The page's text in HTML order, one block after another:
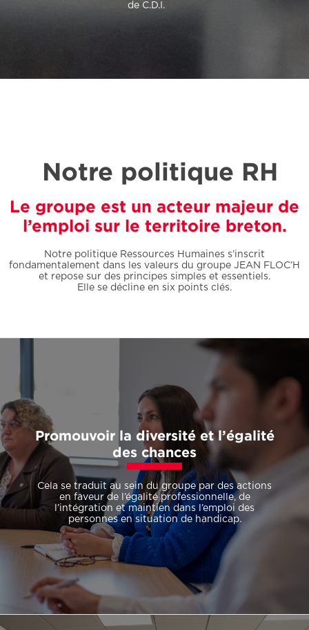
de C.D.I.
Notre politique RH
Le groupe est un acteur majeur de
l’emploi sur le territoire breton.
Notre politique Ressources Humaines s’inscrit
fondamentalement dans les valeurs du groupe JEAN FLOC’H
et repose sur des principes simples et essentiels.
Elle se décline en six points clés.
Promouvoir la diversité et l’égalité
des chances
Cela se traduit au sein du groupe par des actions
en faveur de l’égalité professionnelle, de
l’intégration et maintien dans l’emploi des
personnes en situation de handicap.